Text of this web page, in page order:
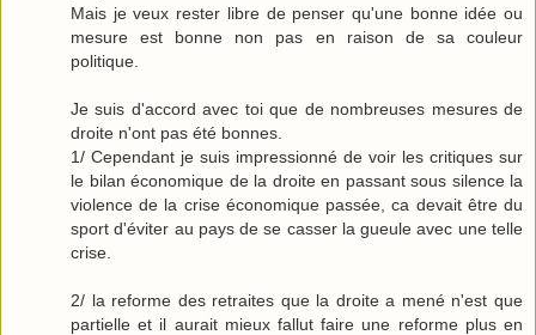
Mais je veux rester libre de penser qu'une bonne idée ou
mesure est bonne non pas en raison de sa couleur
politique.
Je suis d'accord avec toi que de nombreuses mesures de
droite n'ont pas été bonnes.
1/ Cependant je suis impressionné de voir les critiques sur
le bilan économique de la droite en passant sous silence la
violence de la crise économique passée, ca devait être du
sport d'éviter au pays de se casser la gueule avec une telle
crise.
2/ la reforme des retraites que la droite a mené n'est que
partielle et il aurait mieux fallut faire une reforme plus en